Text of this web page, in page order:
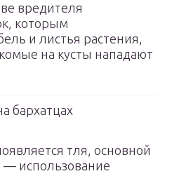
вредителя
которым
и листья растения,
на кусты нападают
бархатцах
тля, основной
— использование